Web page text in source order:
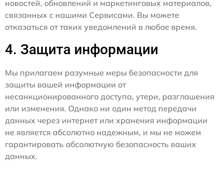
новостей, обновлений и маркетинговых материалов,
связанных с нашими Сервисами. Вы можете
отказаться от таких уведомлений в любое время.
4. Защита информации
Мы прилагаем разумные меры безопасности для
защиты вашей информации от
несанкционированного доступа, утери, разглашения
или изменения. Однако ни один метод передачи
данных через интернет или хранения информации
не является абсолютно надежным, и мы не можем
гарантировать абсолютную безопасность ваших
данных.